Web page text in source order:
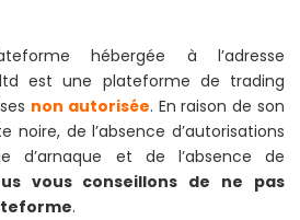
hébergée à l’adresse
est une plateforme de trading
non autorisée. En raison de son
noire, de l’absence d’autorisations
d’arnaque et de l’absence de
vous conseillons de ne pas
.